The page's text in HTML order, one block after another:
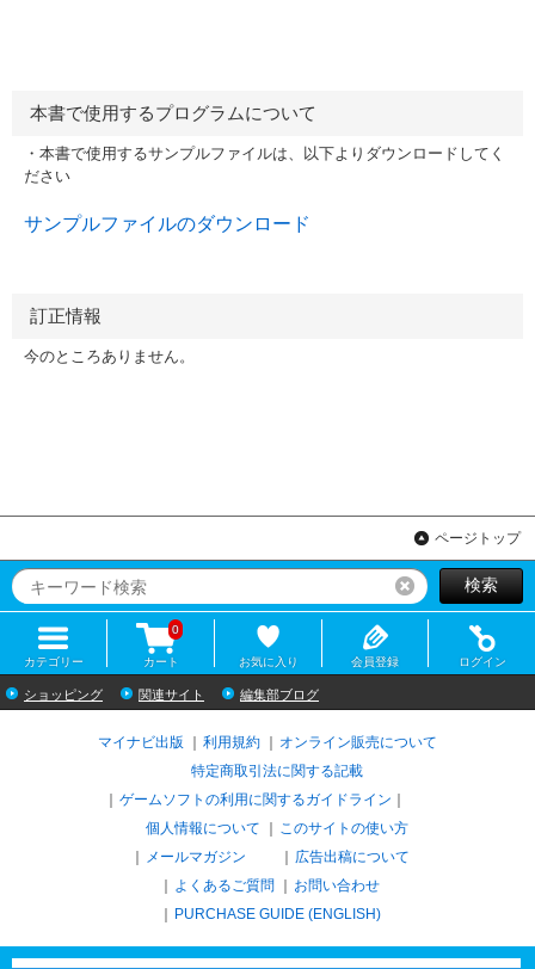
本書で使用するプログラムについて
・本書で使用するサンプルファイルは、以下よりダウンロードしてく
ださい
サンプルファイルのダウンロード
訂正情報
今のところありません。
ページトップ
リセット検索
カテゴリー カート
0
お気に入り 会員登録 ログイン
ショッピング 関連サイト 編集部ブログ
マイナビ出版 利用規約
オンライン販売について
特定商取引法に関する記載
ゲームソフトの利用に関するガイドライン
個人情報について
このサイトの使い方
メールマガジン
広告出稿について
よくあるご質問
お問い合わせ
PURCHASE GUIDE (ENGLISH)